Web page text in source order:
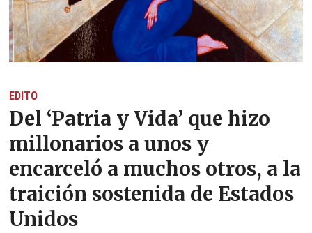
EDITO
Del ‘Patria y Vida’ que hizo
millonarios a unos y
encarceló a muchos otros, a la
traición sostenida de Estados
Unidos